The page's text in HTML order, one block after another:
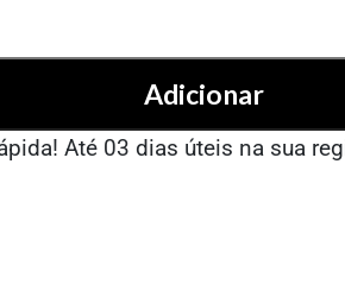
Adicionar
Até 03 dias úteis na sua